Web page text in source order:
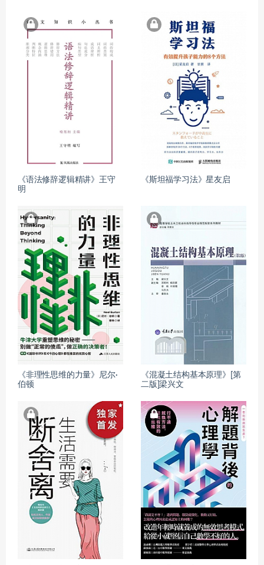
《语法修辞逻辑精讲》王守
明
《斯坦福学习法》星友启
《非理性思维的力量》尼尔·
伯顿
《混凝土结构基本原理》[第
二版]梁兴文